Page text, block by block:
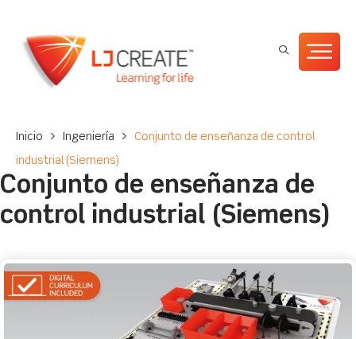
Inicio > Ingeniería > Conjunto de enseñanza de control
industrial (Siemens)
Conjunto de enseñanza de
control industrial (Siemens)